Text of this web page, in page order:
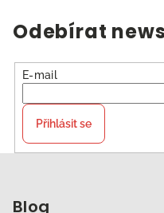
Odebírat
E-mail
Přihlásit se
Blog